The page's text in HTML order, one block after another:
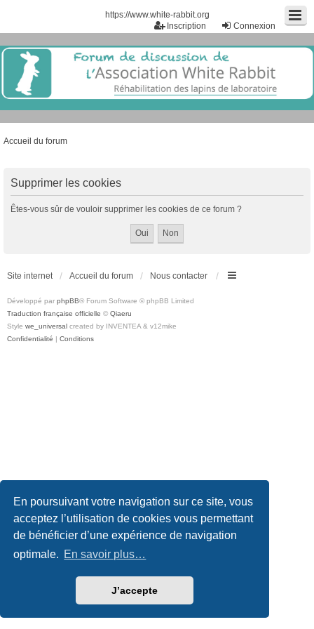
En poursuivant votre navigation sur ce site, vous
acceptez l’utilisation de cookies vous permettant
de bénéficier d’une expérience de navigation
optimale. En savoir plus…
J’accepte
https://www.white-rabbit.org
Connexion
Inscription
Accueil du forum
Supprimer les cookies
Êtes-vous sûr de vouloir supprimer les cookies de ce forum ?
Site internet Accueil du forum Nous contacter
Développé par phpBB® Forum Software © phpBB Limited
Traduction française officielle © Qiaeru
Style we_universal created by INVENTEA & v12mike
Confidentialité | Conditions